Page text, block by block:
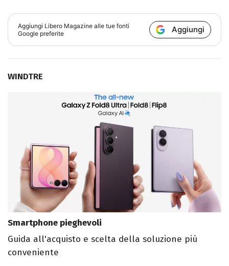
Aggiungi Libero Magazine alle tue fonti
Google preferite
Aggiungi
WINDTRE
Smartphone pieghevoli
Guida all'acquisto e scelta della soluzione più
conveniente